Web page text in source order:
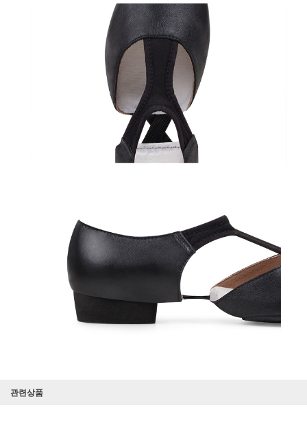
관련상품